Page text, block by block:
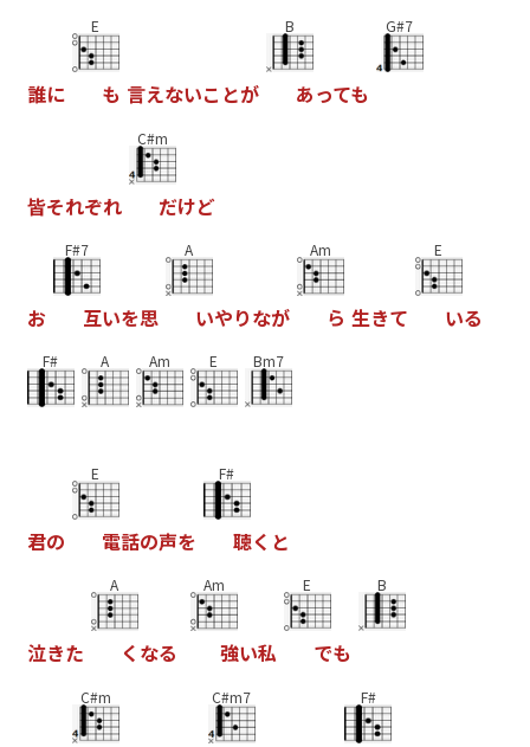
誰に
E
も 言えないこ とが
B
あっても
G#7
皆それぞれ
C#m
だけど
お
F#7
互いを思
A
いやりなが
Am
ら 生きて
E
いる
F# A Am E Bm7
君の
E
電話の声を
F#
聴く と
泣きた
A
く なる
Am
強い私
E
でも
B
C#m C#m7 F#